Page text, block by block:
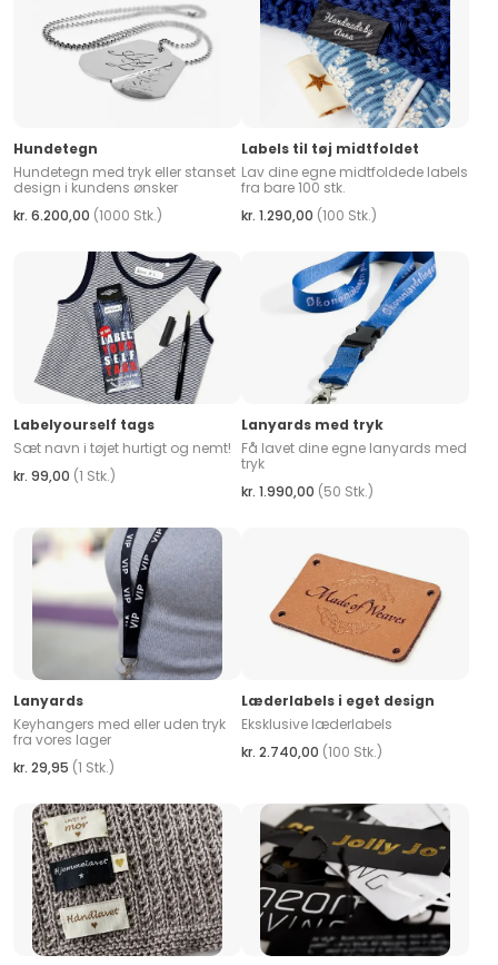
Hundetegn
Hundetegn med tryk eller stanset
design i kundens ønsker
kr. 6.200,00 (1000 Stk.)
Labels til tøj midtfoldet
Lav dine egne midtfoldede labels
fra bare 100 stk.
kr. 1.290,00 (100 Stk.)
Labelyourself tags
Sæt navn i tøjet hurtigt og nemt!
kr. 99,00 (1 Stk.)
Lanyards med tryk
Få lavet dine egne lanyards med
tryk
kr. 1.990,00 (50 Stk.)
Lanyards
Keyhangers med eller uden tryk
fra vores lager
kr. 29,95 (1 Stk.)
Læderlabels i eget design
Eksklusive læderlabels
kr. 2.740,00 (100 Stk.)